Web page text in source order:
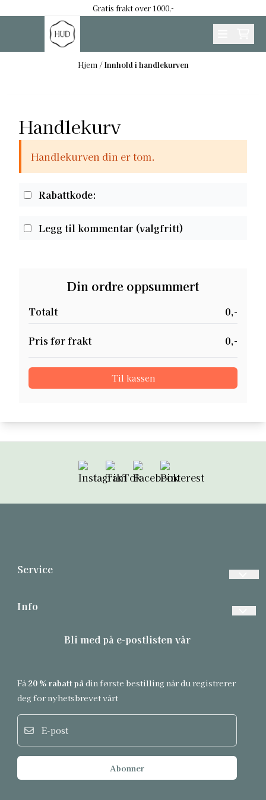
Gratis frakt over 1000,-
Hjem /Innhold i handlekurven
Handlekurv
Handlekurven din er tom.
Rabattkode:
Legg til kommentar (valgfritt)
Din ordre oppsummert
Totalt 0,-
Pris før frakt 0,-
Til kassen
Følg oss på Instagram
Følg oss på TikTok
Følg oss på Facebook
Service
Informasjonskapsler
Info
Forsendelse og retur
Salgsbetingelser
Hud Fosnavåg
Bli med på e-postlisten vår
Få 20 % rabatt pådin første bestilling når du registrerer
deg for nyhetsbrevet vårt
Abonner